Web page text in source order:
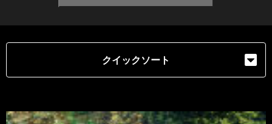
クイックソート